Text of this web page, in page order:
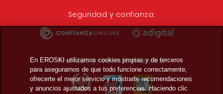
Seguridad y confianza:
Premios y reconocimientos:
En EROSKI utilizamos cookies propias y de terceros
para asegurarnos de que todo funcione correctamente,
ofrecerte el mejor servicio y mostrarte recomendaciones
y anuncios ajustados a tus preferencias. Haciendo clic